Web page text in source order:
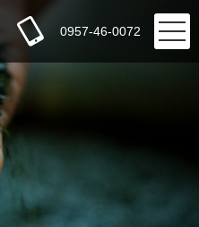
0957-46-0072